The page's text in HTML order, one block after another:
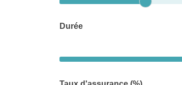
Durée